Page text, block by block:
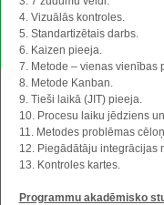
4. Vizuālās kontroles.
5. Standartizētais darbs.
6. Kaizen pieeja.
7. Metode – vienas vienības
8. Metode Kanban.
9. Tieši laikā (JIT) pieeja.
10. Procesu laiku jēdziens
11. Metodes problēmas
12. Piegādātāju integrācijas
13. Kontroles kartes.
Programmu akadēmisko